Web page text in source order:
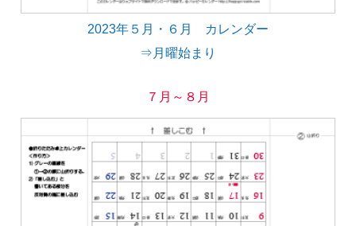
2023年５月・６月 カレンダー
⇒月曜始まり
７月～８月